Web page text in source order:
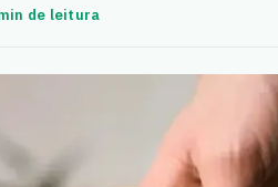
de leitura